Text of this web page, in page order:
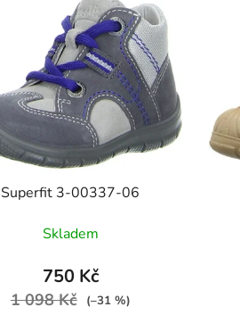
Superfit 3-00337-06
Skladem
750 Kč
1 098 Kč (–31 %)